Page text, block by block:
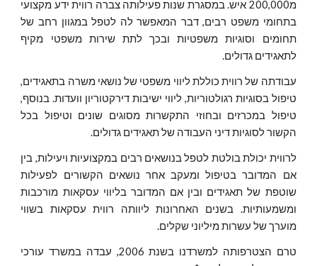
מ200,000 איש. במסגרת שנות פעילותה צברה רווית ידע מקצועי
בתחומי משפט רבים, דבר המאפשר לה לטפל במגוון רחב של
תחומים וסוגיות משפטיות ובכך לתת שירות משפטי מקיף
לתאגידים גדולים.
עבודתה של רווית כוללת ליווי משפטי של נושאי משרה בתאגידים,
טיפול בסוגיות רגולטוריות, ליווי ישיבות דירקטוריון וועדות. בנוסף,
טיפול במכרזים ובחוזי התקשרות מסוגים שונים וטיפול בכל
הקשור לסוגיות דיני העבודה של תאגידים גדולים.
לרווית יכולת בולטת לטפל בנושאים רבים במקצועיות ויעילות, בין
אם המדובר בטיפול ומעקב אחר נושאים הקשורים לפעילות
שוטפת של תאגידים ובין אם המדובר בליווי עסקאות מורכבות
ומשמעותיות. בשנים האחרונות ליוותה רווית עסקאות בשווי
מוערך של עשרות מיליוני שקלים.
טרם הצטרפותה למשרדנו בשנת 2006, עבדה במשרד עורכי